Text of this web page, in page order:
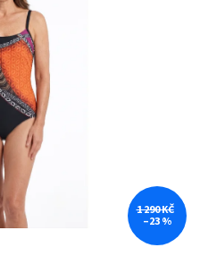
1 290 KČ
–23 %